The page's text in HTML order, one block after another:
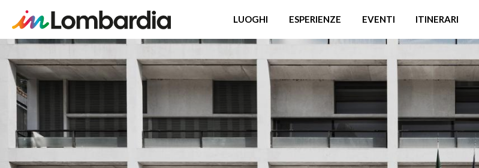
Salta
contenuto
principale
LUOGHI ESPERIENZE EVENTI ITINERARI